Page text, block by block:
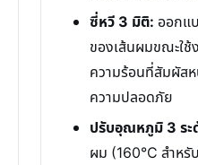
ซี่หวี 3 มิติ: ออกแ
ของเส้นผมขณะใ
ความร้อนที่สัมผัส
ความปลอดภัย
ปรับอุณหภูมิ 3 ระ
ผม (160°C สำหรั